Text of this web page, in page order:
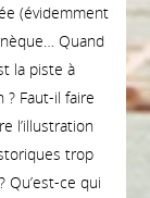
(évidemment
Quand
la piste à
? Faut-il faire
l’illustration
trop
ce qui